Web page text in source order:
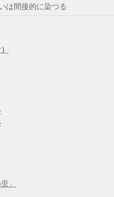
は間接的に染つる
」